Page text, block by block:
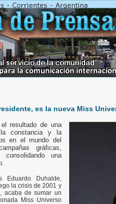
es la nueva Miss
resultado de una
constancia y la
en el mundo del
gráficas,
una
Eduardo Duhalde,
la crisis de 2001 y
acaba de sumar un
Miss Universo